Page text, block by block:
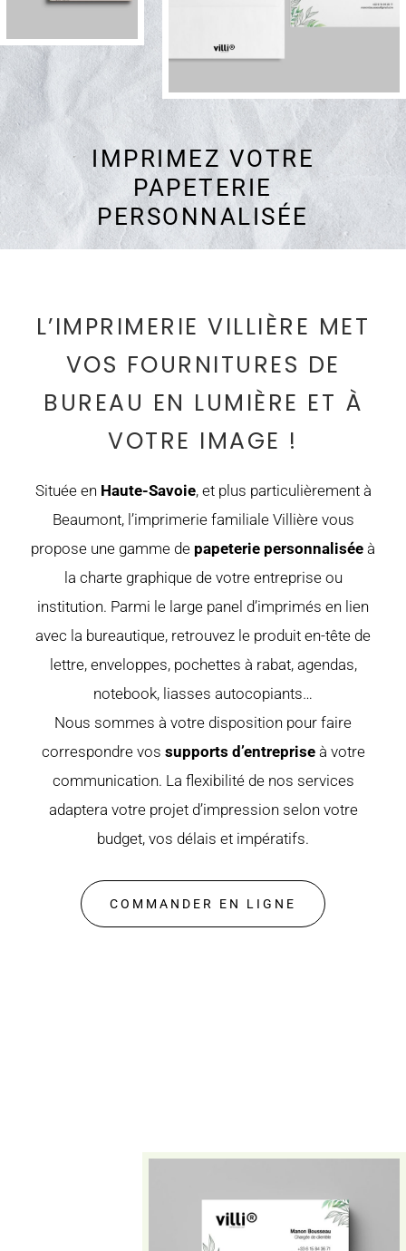
IMPRIMEZ VOTRE
PAPETERIE
PERSONNALISÉE
L’IMPRIMERIE VILLIÈRE MET
VOS FOURNITURES DE
BUREAU EN LUMIÈRE ET À
VOTRE IMAGE !
Située en Haute-Savoie, et plus particulièrement à
Beaumont, l’imprimerie familiale Villière vous
propose une gamme de papeterie personnalisée à
la charte graphique de votre entreprise ou
institution. Parmi le large panel d’imprimés en lien
avec la bureautique, retrouvez le produit en-tête de
lettre, enveloppes, pochettes à rabat, agendas,
notebook, liasses autocopiants…
Nous sommes à votre disposition pour faire
correspondre vos supports d’entrepriseà votre
communication. La flexibilité de nos services
adaptera votre projet d’impression selon votre
budget, vos délais et impératifs.
COMMANDER EN LIGNE